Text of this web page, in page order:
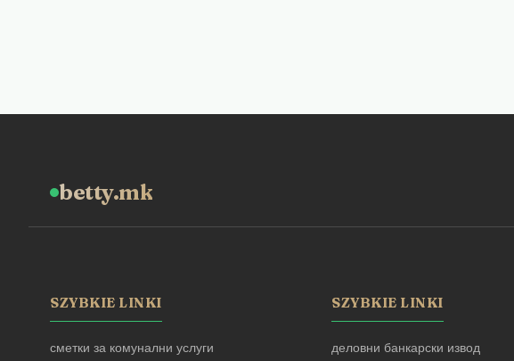
betty.mk
SZYBKIE LINKI
сметки за комунални услуги
SZYBKIE LINKI
деловни банкарски извод